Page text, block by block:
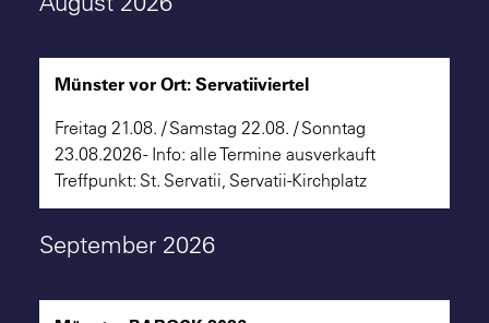
Suche
Münster vor Ort: Servatiiviertel
Freitag 21.08. / Samstag 22.08. / Sonntag
23.08.2026 - Info: alle Termine ausverkauft
Treffpunkt: St. Servatii, Servatii-Kirchplatz
September 2026